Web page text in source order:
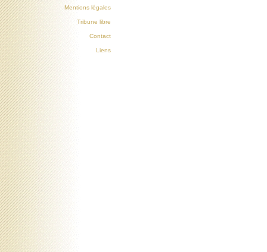
Mentions légales
Tribune libre
Contact
Liens